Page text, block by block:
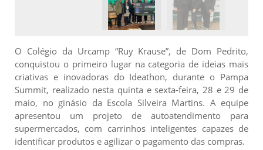
O Colégio da Urcamp “Ruy Krause”, de Dom Pedrito,
conquistou o primeiro lugar na categoria de ideias mais
criativas e inovadoras do Ideathon, durante o Pampa
Summit, realizado nesta quinta e sexta-feira, 28 e 29 de
maio, no ginásio da Escola Silveira Martins. A equipe
apresentou um projeto de autoatendimento para
supermercados, com carrinhos inteligentes capazes de
identificar produtos e agilizar o pagamento das compras.